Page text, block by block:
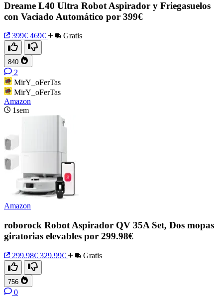
Dreame L40 Ultra Robot Aspirador y Friegasuelos
con Vaciado Automático por 399€
399€ 469€ Gratis
840
2
MirY_oFerTas
MirY_oFerTas
Amazon
1sem
Amazon
roborock Robot Aspirador QV 35A Set, Dos mopas
giratorias elevables por 299.98€
299.98€ 329.99€ Gratis
756
0